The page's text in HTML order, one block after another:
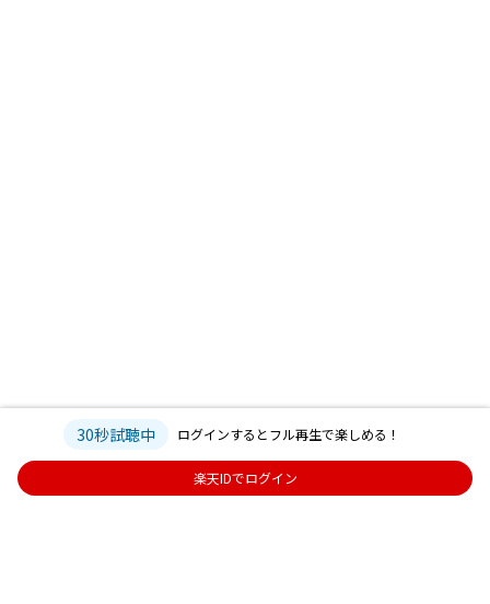
30秒試聴中 ログインするとフル再生で楽しめる！
楽天IDでログイン